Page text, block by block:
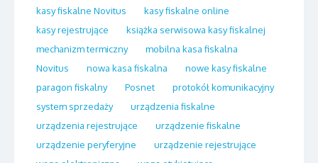
kasy fiskalne Novitus
kasy fiskalne online
kasy rejestrujące
książka serwisowa kasy fiskalnej
mechanizm termiczny
mobilna kasa fiskalna
Novitus
nowa kasa fiskalna
nowe kasy fiskalne
paragon fiskalny
Posnet
protokół komunikacyjny
system sprzedaży
urządzenia fiskalne
urządzenia rejestrujące
urządzenie fiskalne
urządzenie peryferyjne
urządzenie rejestrujące